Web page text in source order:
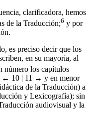
clarificadora, hemos
de la Traducción;6 y por
es preciso decir que los
en su mayoría, al
número los capítulos
← 10 | 11 → y en menor
de la Traducción) a
y Lexicografía); sin
audiovisual y la